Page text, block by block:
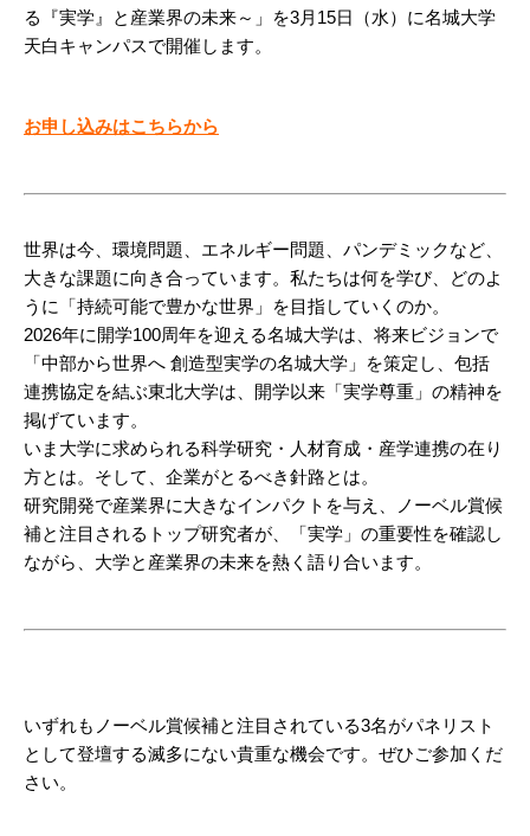
る『実学』と産業界の未来～」を3月15日（水）に名城大学
天白キャンパスで開催します。
お申し込みはこちらから
世界は今、環境問題、エネルギー問題、パンデミックなど、
大きな課題に向き合っています。私たちは何を学び、どのよ
うに「持続可能で豊かな世界」を目指していくのか。
2026年に開学100周年を迎える名城大学は、将来ビジョンで
「中部から世界へ 創造型実学の名城大学」を策定し、包括
連携協定を結ぶ東北大学は、開学以来「実学尊重」の精神を
掲げています。
いま大学に求められる科学研究・人材育成・産学連携の在り
方とは。そして、企業がとるべき針路とは。
研究開発で産業界に大きなインパクトを与え、ノーベル賞候
補と注目されるトップ研究者が、「実学」の重要性を確認し
ながら、大学と産業界の未来を熱く語り合います。
いずれもノーベル賞候補と注目されている3名がパネリスト
として登壇する滅多にない貴重な機会です。ぜひご参加くだ
さい。